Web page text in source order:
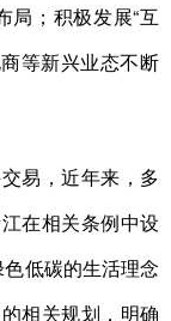
局；积极发展“互
等新兴业态不断
易，近年来，多
在相关条例中设
低碳的生活理念
相关规划，明确